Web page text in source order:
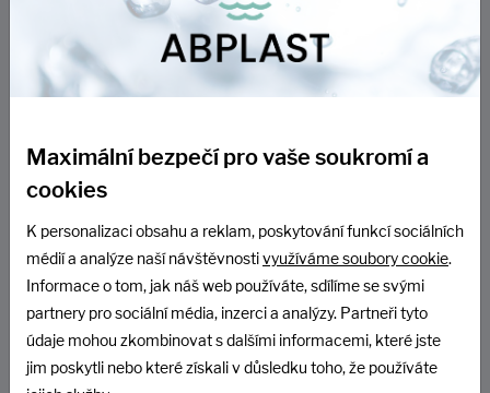
Vodoměrná šachta ABPLAST 1200 x 1500 mm, DN40,
SKLADEM
12 088 Kč
9 990 Kč bez DPH
Maximální bezpečí pro vaše soukromí a
cookies
K personalizaci obsahu a reklam, poskytování funkcí sociálních
médií a analýze naší návštěvnostivyužíváme soubory cookie.
Informace o tom, jak náš web používáte, sdílíme se svými
partnery pro sociální média, inzerci a analýzy. Partneři tyto
údaje mohou zkombinovat s dalšími informacemi, které jste
jim poskytli nebo které získali v důsledku toho, že používáte